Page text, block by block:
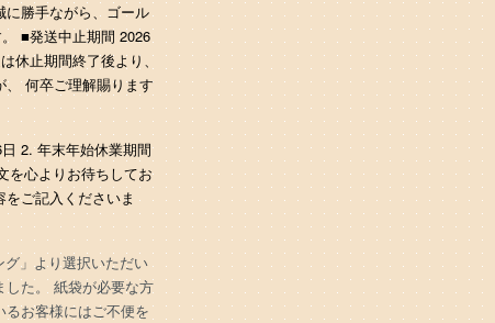
勝手ながら、ゴール
■発送中止期間 2026
休止期間終了後より、
、 何卒ご理解賜ります
2. 年末年始休業期間
を心よりお待ちしてお
ご記入くださいま
」より選択いただい
した。 紙袋が必要な方
お客様にはご不便を